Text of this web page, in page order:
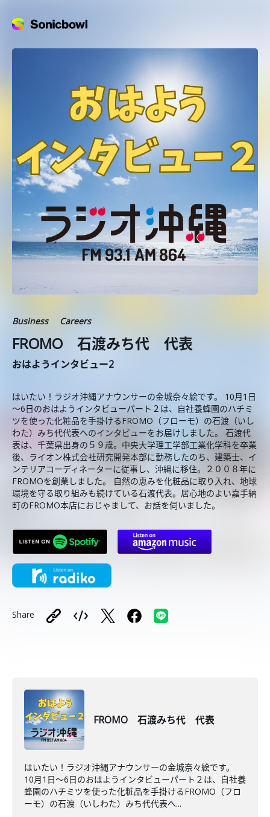
Business Careers
FROMO 石渡みち代 代表
おはようインタビュー2
はいたい！ラジオ沖縄アナウンサーの金城奈々絵です。 10月1日
～6日のおはようインタビューパート２は、自社養蜂園のハチミ
ツを使った化粧品を手掛けるFROMO（フローモ）の石渡（いし
わた）みち代代表へのインタビューをお届けしました。 石渡代
表は、千葉県出身の５９歳。中央大学理工学部工業化学科を卒業
後、ライオン株式会社研究開発本部に勤務したのち、建築士、イ
ンテリアコーディネーターに従事し、沖縄に移住。２００８年に
FROMOを創業しました。 自然の恵みを化粧品に取り入れ、地球
環境を守る取り組みも続けている石渡代表。居心地のよい嘉手納
町のFROMO本店におじゃまして、お話を伺いました。
Share
FROMO 石渡みち代 代表
はいたい！ラジオ沖縄アナウンサーの金城奈々絵です。
10月1日～6日のおはようインタビューパート２は、自社養
蜂園のハチミツを使った化粧品を手掛けるFROMO（フロ
ーモ）の石渡（いしわた）みち代代表へ...